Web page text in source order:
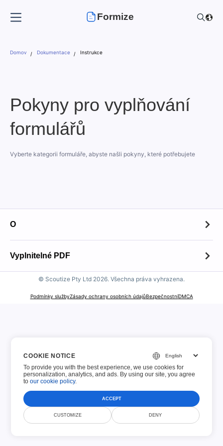
Formize
Domov Dokumentace Instrukce
Pokyny pro vyplňování
formulářů
Vyberte kategorii formuláře, abyste našli pokyny, které potřebujete
O
O
Kontakt
Zásady uchovávání souborů
Oznámení GDPR
Vyplnitelné PDF
Vyplnitelné PDF
Formuláře žádosti
Finanční formuláře
© Scoutize Pty Ltd 2026. Všechna práva vyhrazena.
Podmínky službyZásady ochrany osobních údajůBezpečnostníDMCA
COOKIE NOTICE
To provide you with the best experience, we use cookies for
personalization, analytics, and ads. By using our site, you agree
toour cookie policy.
ACCEPT
CUSTOMIZE DENY